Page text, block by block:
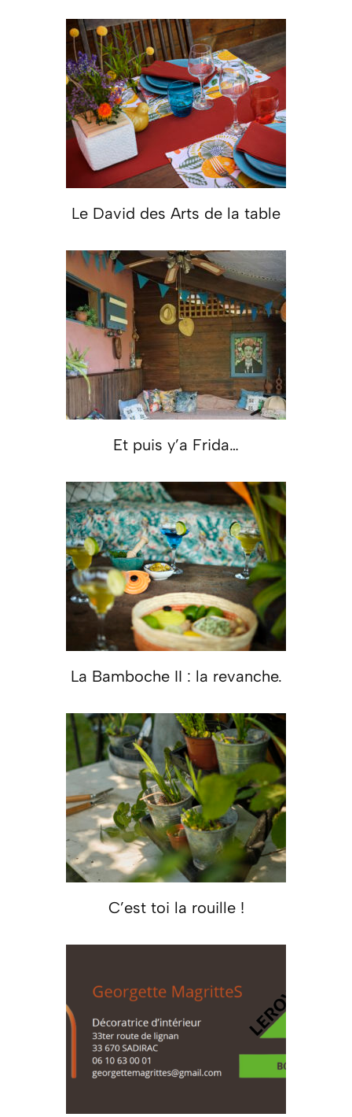
Le David des Arts de la table
Et puis y’a Frida…
La Bamboche II : la revanche.
C’est toi la rouille !